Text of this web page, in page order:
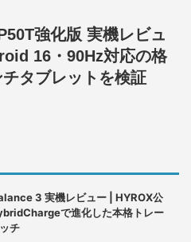
強化版 実機レビュ
16・90Hz対応の格
タブレットを検証
3 実機レビュー | HYROX公
で進化した本格トレー
チ